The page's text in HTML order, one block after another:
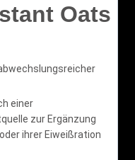
Oats
einer
zur Ergänzung
ihrer Eiweißration